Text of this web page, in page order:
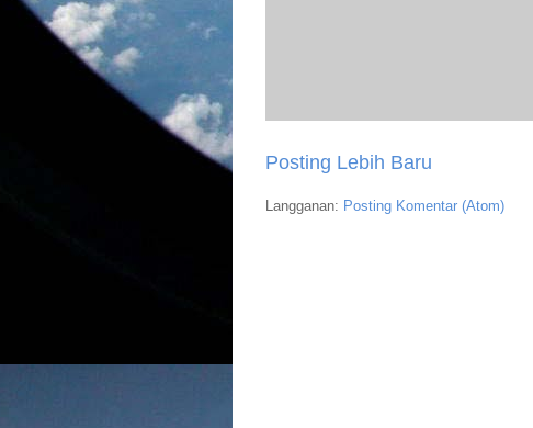
Posting Lebih Baru
Langganan: Posting Komentar (Atom)